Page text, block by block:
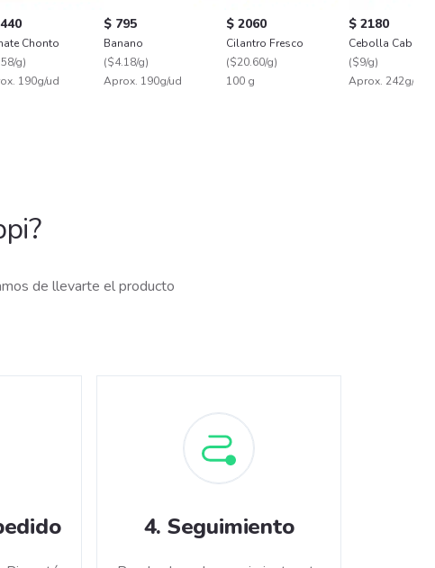
Chonto
g)
190g/ud
$ 795
Banano
($4.18/g)
Aprox. 190g/ud
$ 2060
Cilantro Fresco
($20.60/g)
100 g
$ 2180
Cebolla
($9/g)
Aprox. 242g/ud
de llevarte el producto
4. Seguimiento